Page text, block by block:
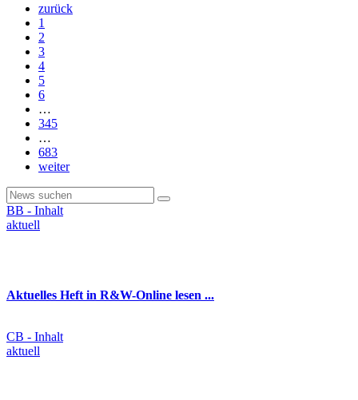
zurück
1
2
3
4
5
6
…
345
…
683
weiter
BB - Inhalt
aktuell
Aktuelles Heft in R&W-Online lesen ...
CB - Inhalt
aktuell